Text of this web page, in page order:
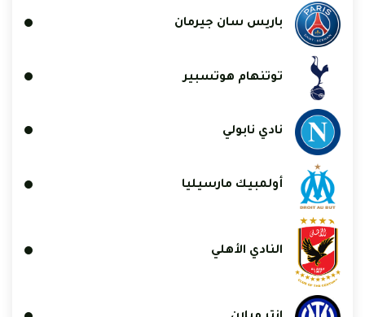
باريس سان جيرمان
توتنهام هوتسبير
نادي نابولي
أولمبيك مارسيليا
النادي الأهلي